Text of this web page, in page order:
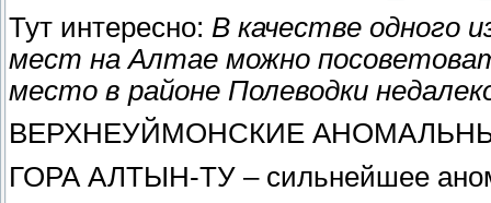
Тут интересно: В качестве одного
мест на Алтае можно
место в районе Полеводки
ВЕРХНЕУЙМОНСКИЕ
ГОРА АЛТЫН-ТУ – сильнейшее